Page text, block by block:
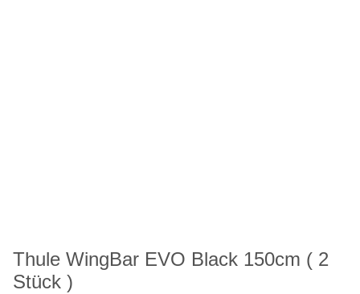
Thule WingBar EVO Black 150cm ( 2
Stück )